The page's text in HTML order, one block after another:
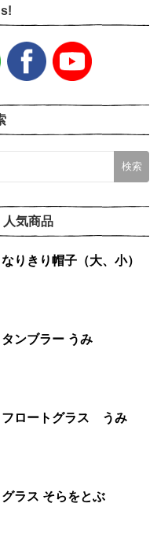
気商品
りきり帽子（大、小）
ノラネコぐんだん タンブラー うみ
ノラネコぐんだん フロートグラス うみ
ノラネコぐんだん グラス そらをとぶ